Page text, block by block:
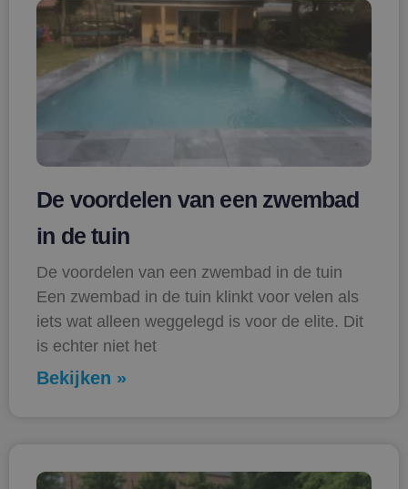
De voordelen van een zwembad
in de tuin
De voordelen van een zwembad in de tuin
Een zwembad in de tuin klinkt voor velen als
iets wat alleen weggelegd is voor de elite. Dit
is echter niet het
Bekijken »